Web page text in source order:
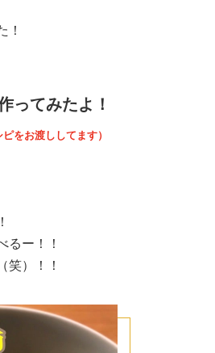
！
ってみたよ！
をお渡ししてます）
るー！！
笑）！！